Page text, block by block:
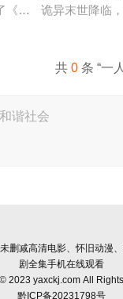
《恶魔宠妃》中的必
诡异末世降临
共0 条 “一
删减高清电影、怀旧动漫
剧全集手机在线观看
2023 yaxckj.com All
黔ICP备20231798号